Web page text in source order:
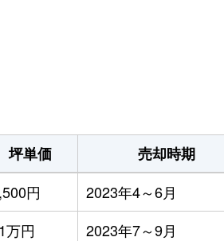
坪単価
売却時期
円
2023年4～6月
万円
2023年7～9月